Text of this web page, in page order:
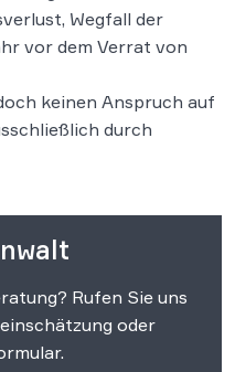
Wegfall der
vor dem Verrat von
keinen Anspruch auf
durch
Rufen Sie uns
oder